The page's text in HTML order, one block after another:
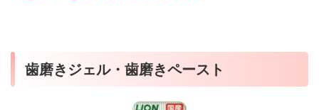
歯磨きジェル・歯磨きペースト